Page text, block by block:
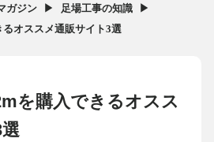
ガジン ▶︎ 足場工事の知識 ▶︎
オススメ通販サイト3選
を購入できるオスス